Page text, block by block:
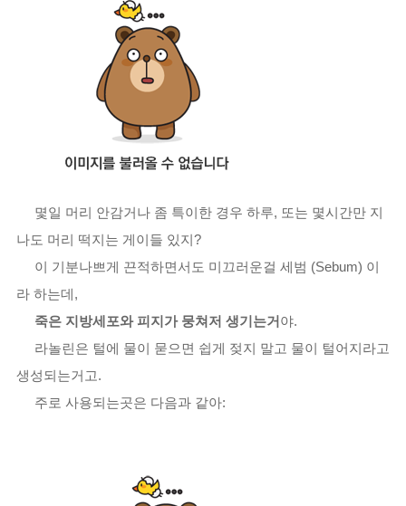
몇일 머리 안감거나 좀 특이한 경우 하루, 또는 몇시간만 지
나도 머리 떡지는 게이들 있지?
이 기분나쁘게 끈적하면서도 미끄러운걸 세범 (Sebum) 이
라 하는데,
죽은 지방세포와 피지가 뭉쳐저 생기는거 야.
라놀린은 털에 물이 묻으면 쉽게 젖지 말고 물이 털어지라고
생성되는거고.
주로 사용되는곳은 다음과 같아: